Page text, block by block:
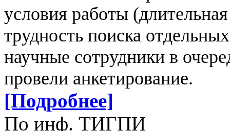
условия работы
трудность поиска
научные сотрудники в
провели анкетирование.
[Подробнее]
По инф. ТИГПИ